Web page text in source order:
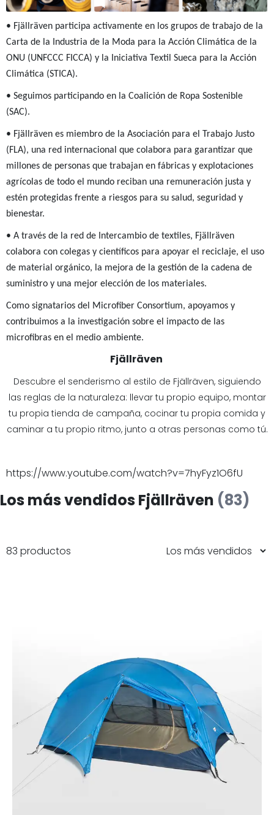
• Fjällräven participa activamente en los grupos de trabajo de la
Carta de la Industria de la Moda para la Acción Climática de la
ONU (UNFCCC FICCA) y la Iniciativa Textil Sueca para la Acción
Climática (STICA).
• Seguimos participando en la Coalición de Ropa Sostenible
(SAC).
• Fjällräven es miembro de la Asociación para el Trabajo Justo
(FLA), una red internacional que colabora para garantizar que
millones de personas que trabajan en fábricas y explotaciones
agrícolas de todo el mundo reciban una remuneración justa y
estén protegidas frente a riesgos para su salud, seguridad y
bienestar.
• A través de la red de Intercambio de textiles, Fjällräven
colabora con colegas y científicos para apoyar el reciclaje, el uso
de material orgánico, la mejora de la gestión de la cadena de
suministro y una mejor elección de los materiales.
Como signatarios del Microfiber Consortium, apoyamos y
contribuimos a la investigación sobre el impacto de las
microfibras en el medio ambiente.
Fjällräven
Descubre el senderismo al estilo de Fjällräven, siguiendo
las reglas de la naturaleza: llevar tu propio equipo, montar
tu propia tienda de campaña, cocinar tu propia comida y
caminar a tu propio ritmo, junto a otras personas como tú.
https://www.youtube.com/watch?v=7hyFyz1O6fU
Los más vendidos Fjällräven (83)
83 productos